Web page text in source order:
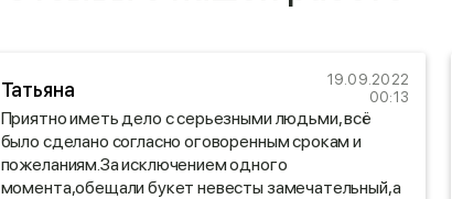
Татьяна
19.09.2022
00:13
Приятно иметь дело с серьезными людьми, всё
было сделано согласно оговоренным срокам и
пожеланиям.За исключением одного
момента,обещали букет невесты замечательный,а